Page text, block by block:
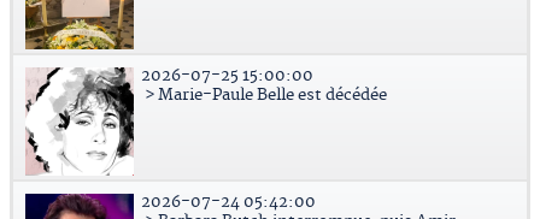
2026-07-25 15:00:00
> Marie-Paule Belle est décédée
2026-07-24 05:42:00